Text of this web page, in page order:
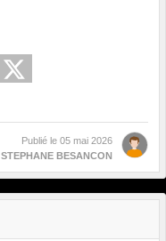
Publié le 05 mai 2026
STEPHANE BESANCON